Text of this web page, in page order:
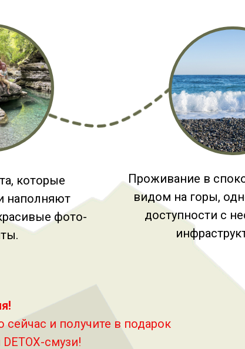
Проживание в
видом на горы,
доступности с
которые
наполняют
фото-
сейчас и получите в подарок
смузи!